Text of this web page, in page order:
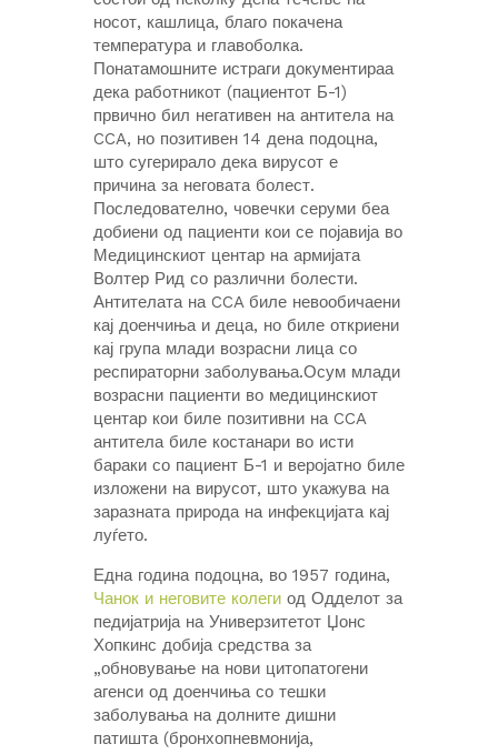
носот, кашлица, благо покачена
температура и главоболка.
Понатамошните истраги документираа
дека работникот (пациентот Б-1)
првично бил негативен на антитела на
CCA, но позитивен 14 дена подоцна,
што сугерирало дека вирусот е
причина за неговата болест.
Последователно, човечки серуми беа
добиени од пациенти кои се појавија во
Медицинскиот центар на армијата
Волтер Рид со различни болести.
Антителата на CCA биле невообичаени
кај доенчиња и деца, но биле откриени
кај група млади возрасни лица со
респираторни заболувања.Осум млади
возрасни пациенти во медицинскиот
центар кои биле позитивни на CCA
антитела биле костанари во исти
бараки со пациент Б-1 и веројатно биле
изложени на вирусот, што укажува на
заразната природа на инфекцијата кај
луѓето.
Една година подоцна, во 1957 година,
Чанок и неговите колеги од Одделот за
педијатрија на Универзитетот Џонс
Хопкинс добија средства за
„обновување на нови цитопатогени
агенси од доенчиња со тешки
заболувања на долните дишни
патишта (бронхопневмонија,